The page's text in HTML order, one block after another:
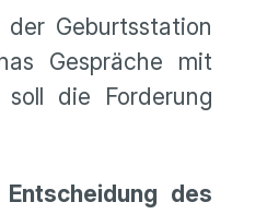
Geburtsstation
Gespräche mit
die Forderung
des